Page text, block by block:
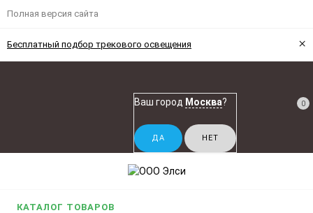
Полная версия сайта
Бесплатный подбор трекового освещения ×
Ваш город Москва? 0
КАТАЛОГ ТОВАРОВ